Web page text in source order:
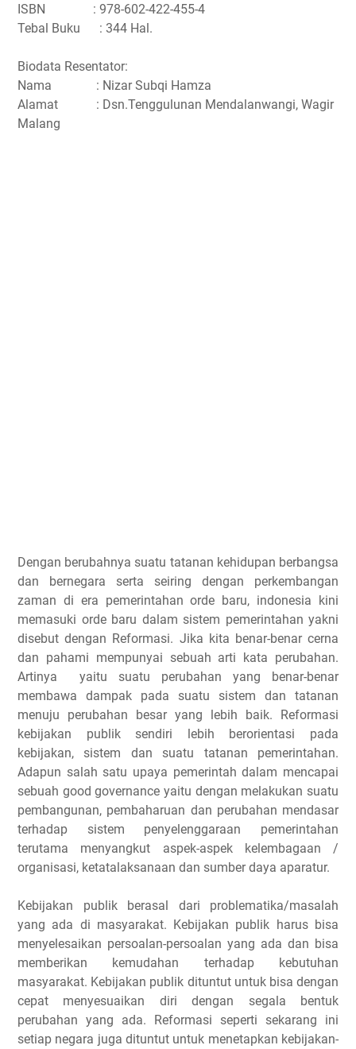
ISBN : 978-602-422-455-4
Tebal Buku : 344 Hal.
Biodata Resentator:
Nama : Nizar Subqi Hamza
Alamat : Dsn.Tenggulunan Mendalanwangi, Wagir
Malang
Dengan berubahnya suatu tatanan kehidupan berbangsa
dan bernegara serta seiring dengan perkembangan
zaman di era pemerintahan orde baru, indonesia kini
memasuki orde baru dalam sistem pemerintahan yakni
disebut dengan Reformasi. Jika kita benar-benar cerna
dan pahami mempunyai sebuah arti kata perubahan.
Artinya yaitu suatu perubahan yang benar-benar
membawa dampak pada suatu sistem dan tatanan
menuju perubahan besar yang lebih baik. Reformasi
kebijakan publik sendiri lebih berorientasi pada
kebijakan, sistem dan suatu tatanan pemerintahan.
Adapun salah satu upaya pemerintah dalam mencapai
sebuah good governance yaitu dengan melakukan suatu
pembangunan, pembaharuan dan perubahan mendasar
terhadap sistem penyelenggaraan pemerintahan
terutama menyangkut aspek-aspek kelembagaan /
organisasi, ketatalaksanaan dan sumber daya aparatur.
Kebijakan publik berasal dari problematika/masalah
yang ada di masyarakat. Kebijakan publik harus bisa
menyelesaikan persoalan-persoalan yang ada dan bisa
memberikan kemudahan terhadap kebutuhan
masyarakat. Kebijakan publik dituntut untuk bisa dengan
cepat menyesuaikan diri dengan segala bentuk
perubahan yang ada. Reformasi seperti sekarang ini
setiap negara juga dituntut untuk menetapkan kebijakan-